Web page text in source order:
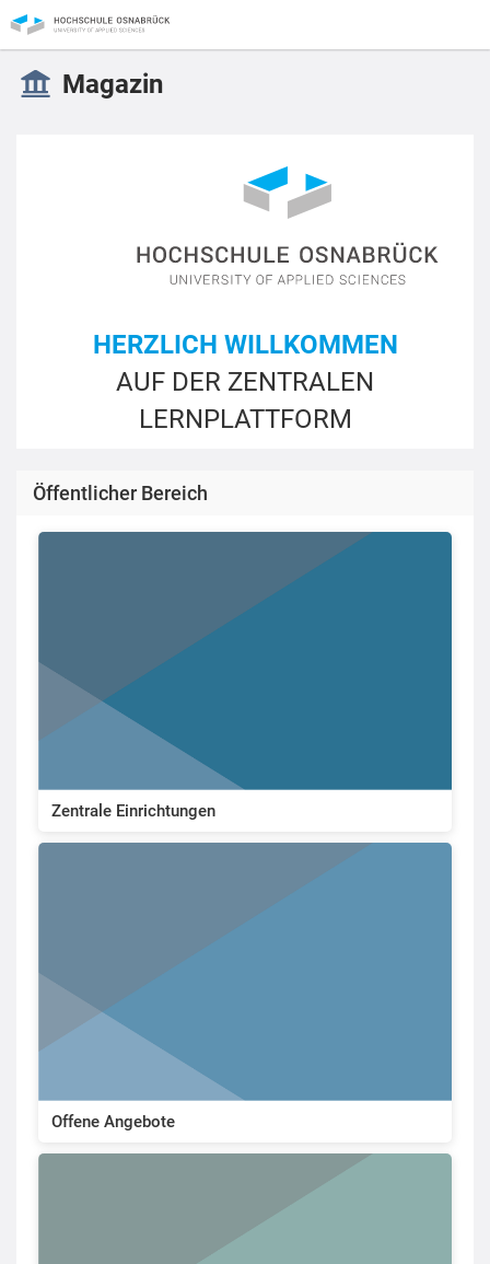
Magazin
HERZLICH WILLKOMMEN
AUF DER ZENTRALEN
LERNPLATTFORM
Öffentlicher Bereich
Zentrale Einrichtungen
Offene Angebote